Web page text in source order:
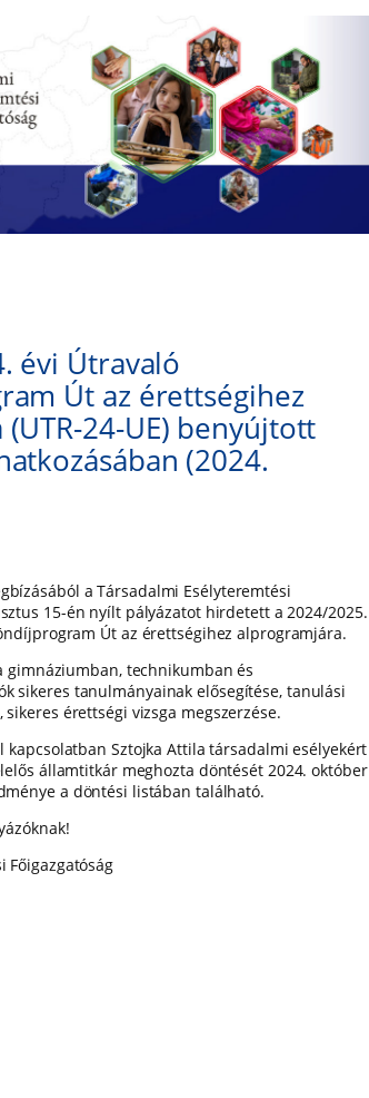
évi Útravaló
Út az érettségihez
24-UE) benyújtott
(2024.
a Társadalmi Esélyteremtési
15-én nyílt pályázatot hirdetett a 2024/2025.
Út az érettségihez alprogramjára.
gimnáziumban, technikumban és
sikeres tanulmányainak elősegítése, tanulási
érettségi vizsga megszerzése.
kapcsolatban Sztojka Attila társadalmi esélyekért
államtitkár meghozta döntését 2024. október
a döntési listában található.
Főigazgatóság